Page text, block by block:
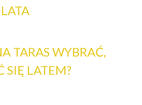
TARAS WYBRAĆ,
SIĘ LATEM?